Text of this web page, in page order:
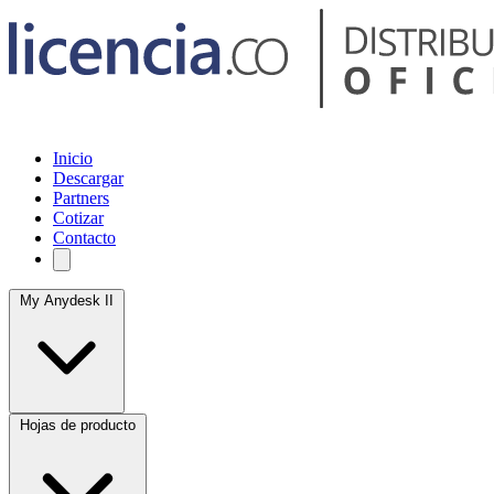
Inicio
Descargar
Partners
Cotizar
Contacto
My Anydesk II
Hojas de producto